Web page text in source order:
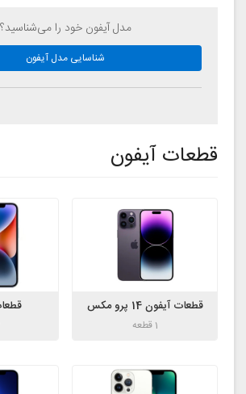
مدل آیفون خود را می‌شناسید؟
شناسایی مدل آیفون
قطعات آیفون
قطعات آیفون 14 پرو مکس
1 قطعه